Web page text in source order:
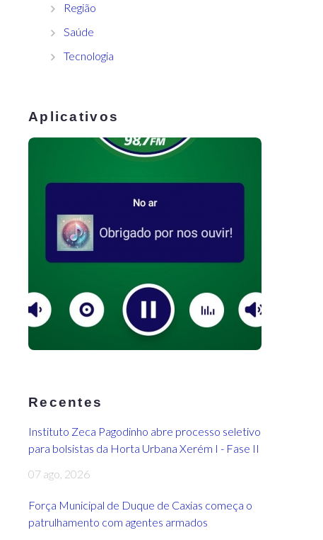
Região
Saúde
Tecnologia
Aplicativos
Recentes
Instituto Zeca Pagodinho abre processo seletivo
para bolsistas da Horta Urbana Xerém I - Fase II
07 ago, 2026
Força Municipal de Duque de Caxias começa o
patrulhamento com agentes armados